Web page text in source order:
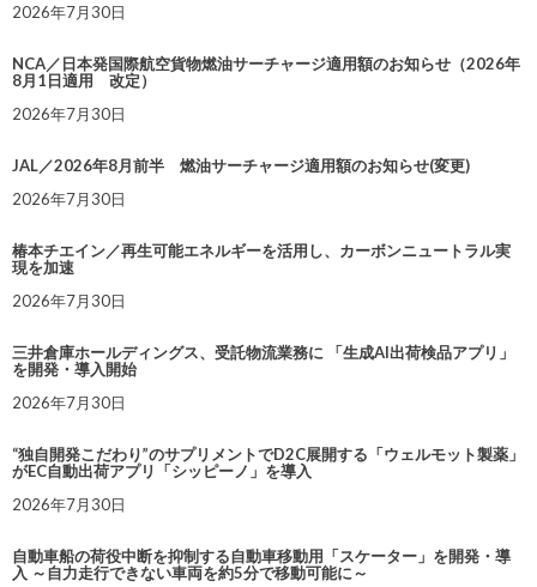
2026年7月30日
NCA／日本発国際航空貨物燃油サーチャージ適用額のお知らせ（2026年
8月1日適用 改定）
2026年7月30日
JAL／2026年8月前半 燃油サーチャージ適用額のお知らせ(変更)
2026年7月30日
椿本チエイン／再生可能エネルギーを活用し、カーボンニュートラル実
現を加速
2026年7月30日
三井倉庫ホールディングス、受託物流業務に 「生成AI出荷検品アプリ」
を開発・導入開始
2026年7月30日
“独自開発こだわり”のサプリメントでD2C展開する「ウェルモット製薬」
がEC自動出荷アプリ「シッピーノ」を導入
2026年7月30日
自動車船の荷役中断を抑制する自動車移動用「スケーター」を開発・導
入 ～自力走行できない車両を約5分で移動可能に～